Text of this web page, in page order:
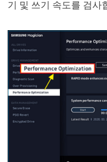
기 및 쓰기 속도를 검사